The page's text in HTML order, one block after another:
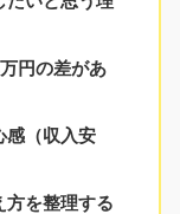
円の差があ
感（収入安
方を整理する